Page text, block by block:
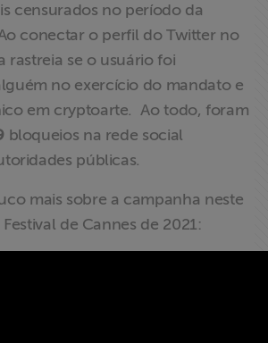
censurados no período da
conectar o perfil do Twitter no
rastreia se o usuário foi
no exercício do mandato e
em cryptoarte. Ao todo, foram
bloqueios na rede social
públicas.
mais sobre a campanha neste
de Cannes de 2021: